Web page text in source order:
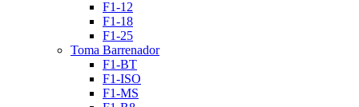
F1-12
F1-18
F1-25
Toma Barrenador
F1-BT
F1-ISO
F1-MS